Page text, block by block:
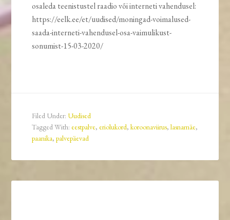
osaleda teenistustel raadio või interneti vahendusel:
https://eelk.ee/et/uudised/moningad-voimalused-
saada-interneti-vahendusel-osa-vaimulikust-
sonumist-15-03-2020/
Filed Under: Uudised
Tagged With:eestpalve,eriolukord,koroonaviirus,lasnamäe,
paanika,palvepäevad